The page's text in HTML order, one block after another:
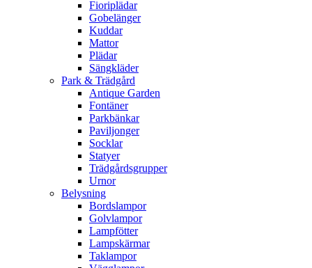
Fioriplädar
Gobelänger
Kuddar
Mattor
Plädar
Sängkläder
Park & Trädgård
Antique Garden
Fontäner
Parkbänkar
Paviljonger
Socklar
Statyer
Trädgårdsgrupper
Urnor
Belysning
Bordslampor
Golvlampor
Lampfötter
Lampskärmar
Taklampor